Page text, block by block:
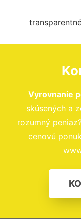
Vyrovnanie
skúsených a
rozumný
cenovú